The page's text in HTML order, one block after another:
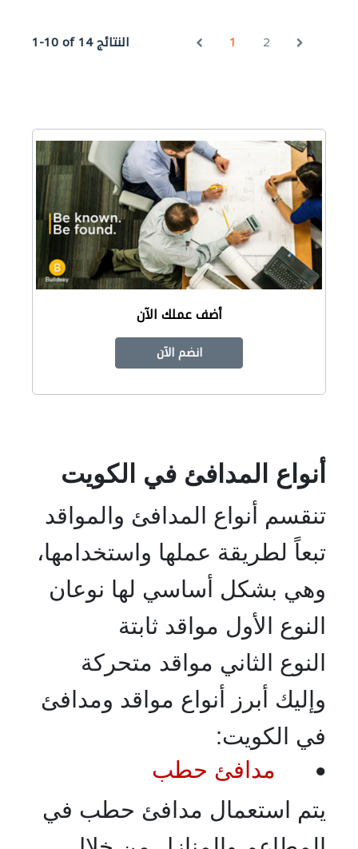
1-10 of 14 النتائج 1 2
أضف عملك الآن
انضم الآن
أنواع المدافئ في الكويت
تنقسم أنواع المدافئ والمواقد
تبعاً لطريقة عملها واستخدامها،
وهي بشكل أساسي لها نوعان
النوع الأول مواقد ثابتة
النوع الثاني مواقد متحركة
وإليك أبرز أنواع مواقد ومدافئ
في الكويت:
• مدافئ حطب
يتم استعمال مدافئ حطب في